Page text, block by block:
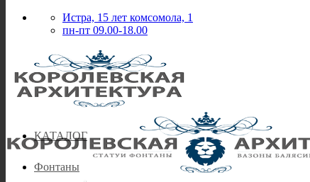
Истра, 15 лет комсомола, 1
пн-пт 09.00-18.00
КАТАЛОГ
Фонтаны